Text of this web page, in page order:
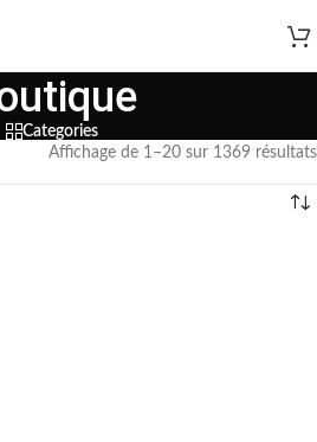
Categories
Affichage de 1–20 sur 1369 résultats